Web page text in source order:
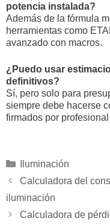
potencia instalada?
Además de la fórmula
herramientas como
avanzado con macros.
¿Puedo usar
definitivos?
Sí, pero solo para
siempre debe hacerse
firmados por
Categorías
Iluminación
Calculadora del
iluminación
Calculadora de